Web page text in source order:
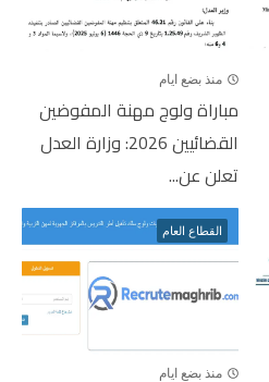
منذ بضع ايام
مباراة ولوج مهنة المفوضين
القضائيين 2026: وزارة العدل
تعلن عن...
القطاع العام
منذ بضع ايام